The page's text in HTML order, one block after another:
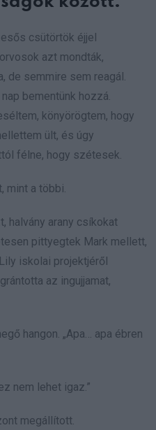
csütörtök éjjel
azt mondták,
de semmire sem reagál.
bementünk hozzá.
könyörögtem, hogy
ült, és úgy
félne, hogy szétesek.
mint a többi.
halvány arany csíkokat
pittyegtek Mark mellett,
iskolai projektjéről
az ingujjamat,
hangon. „Apa… apa ébren
nem lehet igaz.”
megállított.